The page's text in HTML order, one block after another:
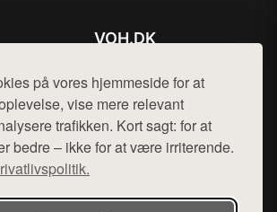
på vores hjemmeside for at
vise mere relevant
trafikken. Kort sagt: for at
bedre – ikke for at være irriterende.
VOH.DK
Mail: hej@want.dk
Cookie- og privatlivspolitik